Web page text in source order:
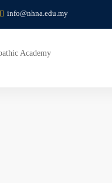
info@nhna.edu.my